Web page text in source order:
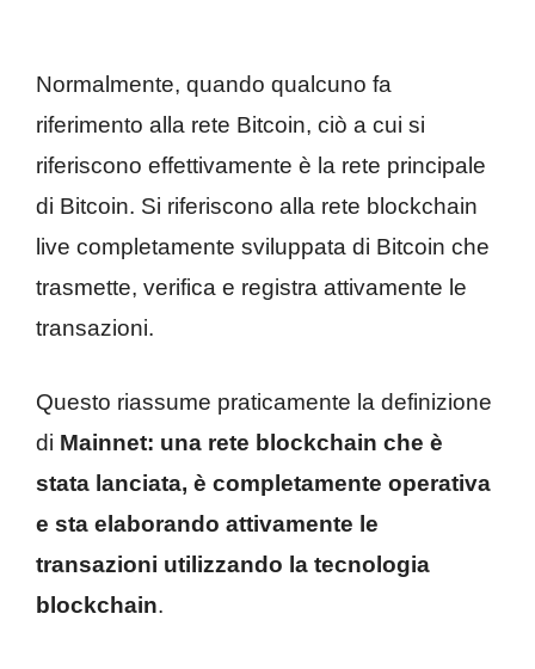
Normalmente, quando qualcuno fa
riferimento alla rete Bitcoin, ciò a cui si
riferiscono effettivamente è la rete principale
di Bitcoin. Si riferiscono alla rete blockchain
live completamente sviluppata di Bitcoin che
trasmette, verifica e registra attivamente le
transazioni.
Questo riassume praticamente la definizione
di Mainnet: una rete blockchain che è
stata lanciata, è completamente operativa
e sta elaborando attivamente le
transazioni utilizzando la tecnologia
blockchain.